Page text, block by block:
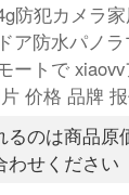
防犯カメラ
ア防水パノ
ートで
价格 品牌
るのは商品原
わせください